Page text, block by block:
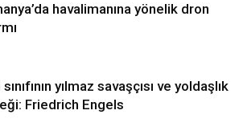
havalimanına yönelik dron
yılmaz savaşçısı ve yoldaşlık
Friedrich Engels